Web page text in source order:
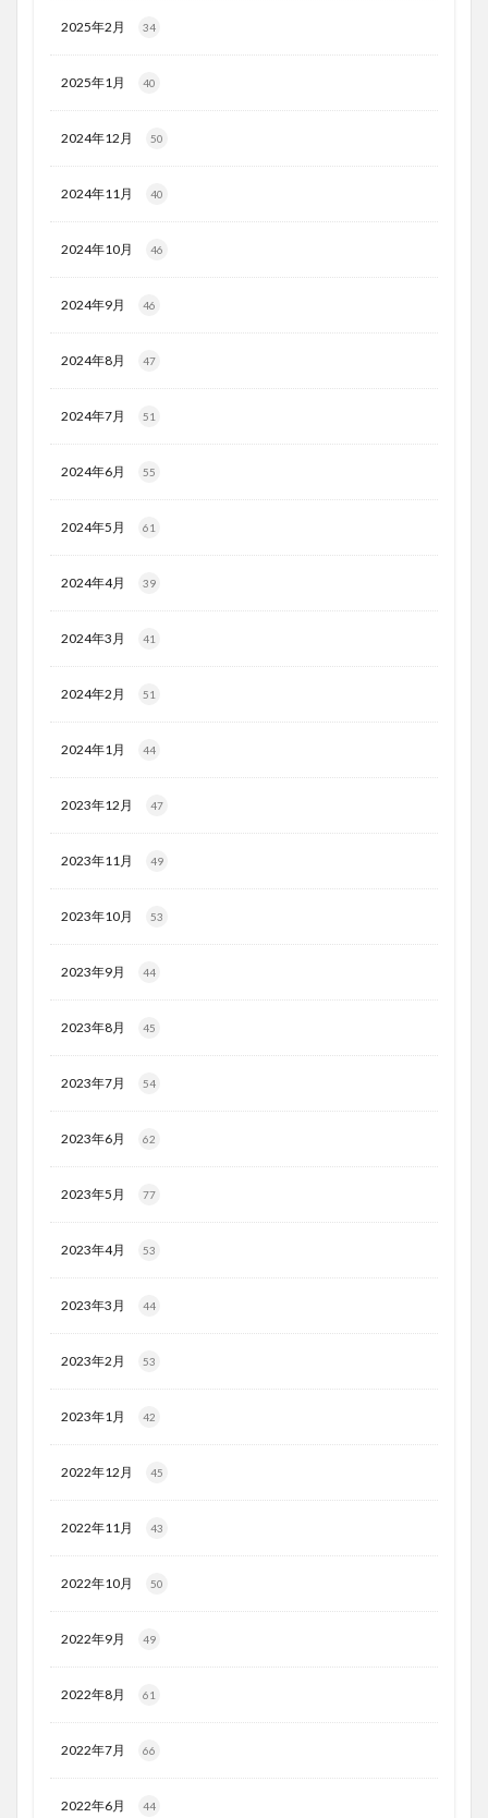
2025年2月 34
2025年1月 40
2024年12月 50
2024年11月 40
2024年10月 46
2024年9月 46
2024年8月 47
2024年7月 51
2024年6月 55
2024年5月 61
2024年4月 39
2024年3月 41
2024年2月 51
2024年1月 44
2023年12月 47
2023年11月 49
2023年10月 53
2023年9月 44
2023年8月 45
2023年7月 54
2023年6月 62
2023年5月 77
2023年4月 53
2023年3月 44
2023年2月 53
2023年1月 42
2022年12月 45
2022年11月 43
2022年10月 50
2022年9月 49
2022年8月 61
2022年7月 66
2022年6月 44